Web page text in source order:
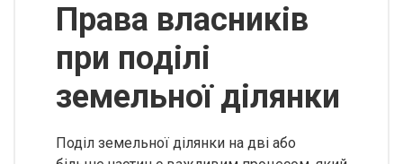
Права власників
при поділі
земельної ділянки
Поділ земельної ділянки на дві або